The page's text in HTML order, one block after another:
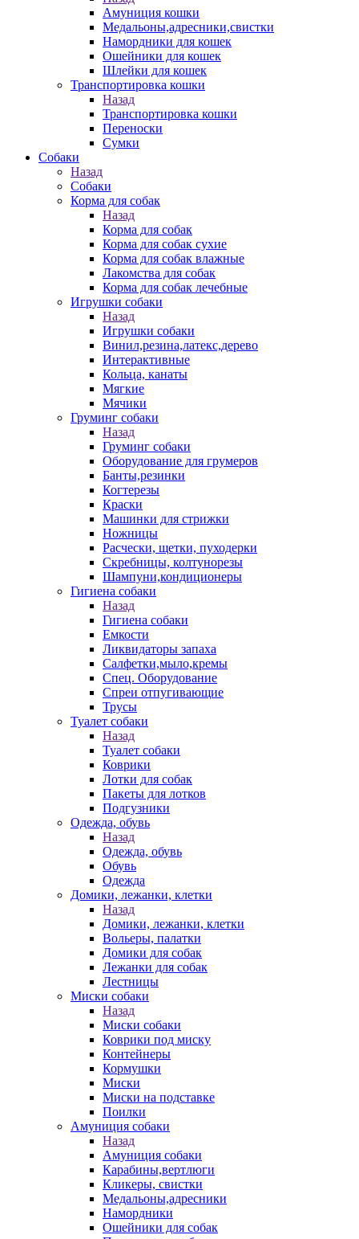
Амуниция кошки
Медальоны,адресники,свистки
Намордники для кошек
Ошейники для кошек
Шлейки для кошек
Транспортировка кошки
Назад
Транспортировка кошки
Переноски
Сумки
Собаки
Назад
Собаки
Корма для собак
Назад
Корма для собак
Корма для собак сухие
Корма для собак влажные
Лакомства для собак
Корма для собак лечебные
Игрушки собаки
Назад
Игрушки собаки
Винил,резина,латекс,дерево
Интерактивные
Кольца, канаты
Мягкие
Мячики
Груминг собаки
Назад
Груминг собаки
Оборудование для грумеров
Банты,резинки
Когтерезы
Краски
Машинки для стрижки
Ножницы
Расчески, щетки, пуходерки
Скребницы, колтунорезы
Шампуни,кондиционеры
Гигиена собаки
Назад
Гигиена собаки
Емкости
Ликвидаторы запаха
Салфетки,мыло,кремы
Спец. Оборудование
Спреи отпугивающие
Трусы
Туалет собаки
Назад
Туалет собаки
Коврики
Лотки для собак
Пакеты для лотков
Подгузники
Одежда, обувь
Назад
Одежда, обувь
Обувь
Одежда
Домики, лежанки, клетки
Назад
Домики, лежанки, клетки
Вольеры, палатки
Домики для собак
Лежанки для собак
Лестницы
Миски собаки
Назад
Миски собаки
Коврики под миску
Контейнеры
Кормушки
Миски
Миски на подставке
Поилки
Амуниция собаки
Назад
Амуниция собаки
Карабины,вертлюги
Кликеры, свистки
Медальоны,адресники
Намордники
Ошейники для собак